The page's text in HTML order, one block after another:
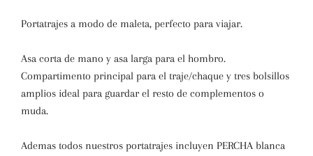
Portatrajes a modo de maleta, perfecto para viajar.
Asa corta de mano y asa larga para el hombro.
Compartimento principal para el traje/chaque y tres bolsillos
amplios ideal para guardar el resto de complementos o
muda.
Ademas todos nuestros portatrajes incluyen PERCHA blanca